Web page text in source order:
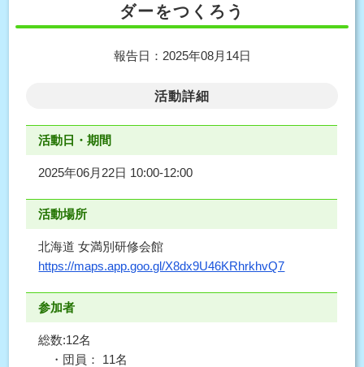
ダーをつくろう
報告日：2025年08月14日
活動詳細
活動日・期間
2025年06月22日 10:00-12:00
活動場所
北海道 女満別研修会館
https://maps.app.goo.gl/X8dx9U46KRhrkhvQ7
参加者
総数:12名
・団員： 11名